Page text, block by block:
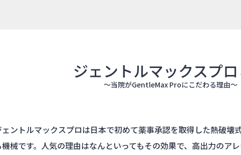
ジェントルマックスプ
〜当院がGentleMax Proにこだわる理由〜
ェントルマックスプロは日本で初めて薬事承認を取得した熱破壊
機械です。人気の理由はなんといってもその効果で、高出力のア